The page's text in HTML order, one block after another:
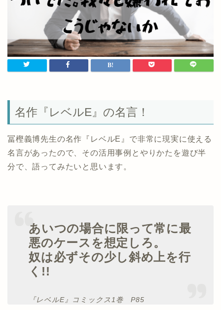
名作『レベルE』の名言！
冨樫義博先生の名作『レベルE』で非常に現実に使える
名言があったので、その活用事例とやりかたを遊び半
分で、語ってみたいと思います。
あいつの場合に限って常に最
悪のケースを想定しろ。
奴は必ずその少し斜め上を行
く!!
『レベルE』コミックス1巻 P85